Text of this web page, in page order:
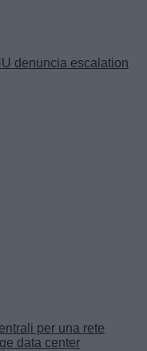
denuncia escalation
per una rete
data center